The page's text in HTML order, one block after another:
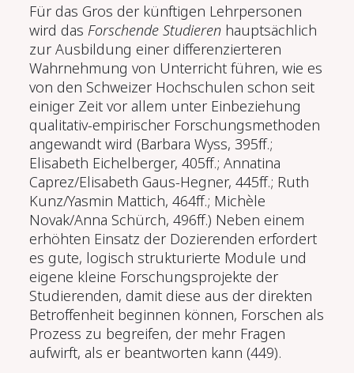
Für das Gros der künftigen Lehrpersonen
wird das Forschende Studieren hauptsächlich
zur Ausbildung einer differenzierteren
Wahrnehmung von Unterricht führen, wie es
von den Schweizer Hochschulen schon seit
einiger Zeit vor allem unter Einbeziehung
qualitativ-empirischer Forschungsmethoden
angewandt wird (Barbara Wyss, 395ff.;
Elisabeth Eichelberger, 405ff.; Annatina
Caprez/Elisabeth Gaus-Hegner, 445ff.; Ruth
Kunz/Yasmin Mattich, 464ff.; Michèle
Novak/Anna Schürch, 496ff.) Neben einem
erhöhten Einsatz der Dozierenden erfordert
es gute, logisch strukturierte Module und
eigene kleine Forschungsprojekte der
Studierenden, damit diese aus der direkten
Betroffenheit beginnen können, Forschen als
Prozess zu begreifen, der mehr Fragen
aufwirft, als er beantworten kann (449).